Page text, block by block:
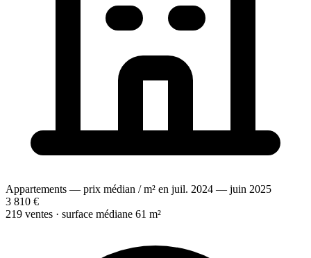
Appartements — prix médian / m² en juil. 2024 — juin 2025
3 810 €
219 ventes · surface médiane 61 m²